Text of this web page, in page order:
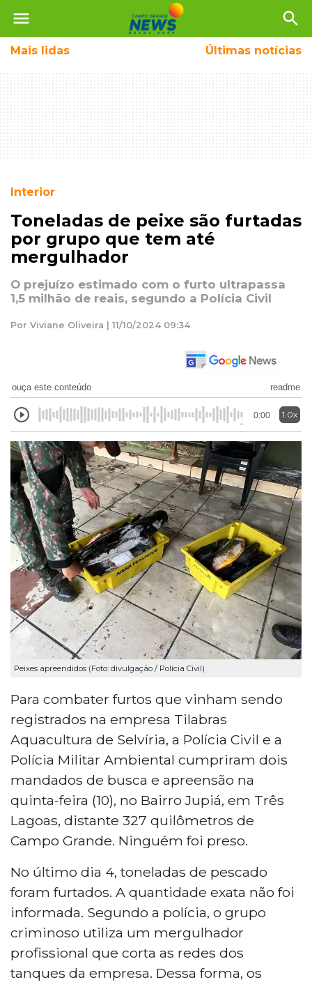
menu search
Mais lidas Últimas notícias
Interior
Toneladas de peixe são furtadas
por grupo que tem até
mergulhador
O prejuízo estimado com o furto ultrapassa
1,5 milhão de reais, segundo a Polícia Civil
Por Viviane Oliveira | 11/10/2024 09:34
ouça este conteúdo readme
0:00 1.0x
Peixes apreendidos (Foto: divulgação / Polícia Civil)
Para combater furtos que vinham sendo
registrados na empresa Tilabras
Aquacultura de Selvíria, a Polícia Civil e a
Polícia Militar Ambiental cumpriram dois
mandados de busca e apreensão na
quinta-feira (10), no Bairro Jupiá, em Três
Lagoas, distante 327 quilômetros de
Campo Grande. Ninguém foi preso.
No último dia 4, toneladas de pescado
foram furtados. A quantidade exata não foi
informada. Segundo a polícia, o grupo
criminoso utiliza um mergulhador
profissional que corta as redes dos
tanques da empresa. Dessa forma, os